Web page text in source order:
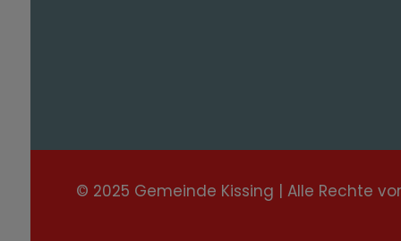
© 2025 Gemeinde Kissing | Alle Rechte